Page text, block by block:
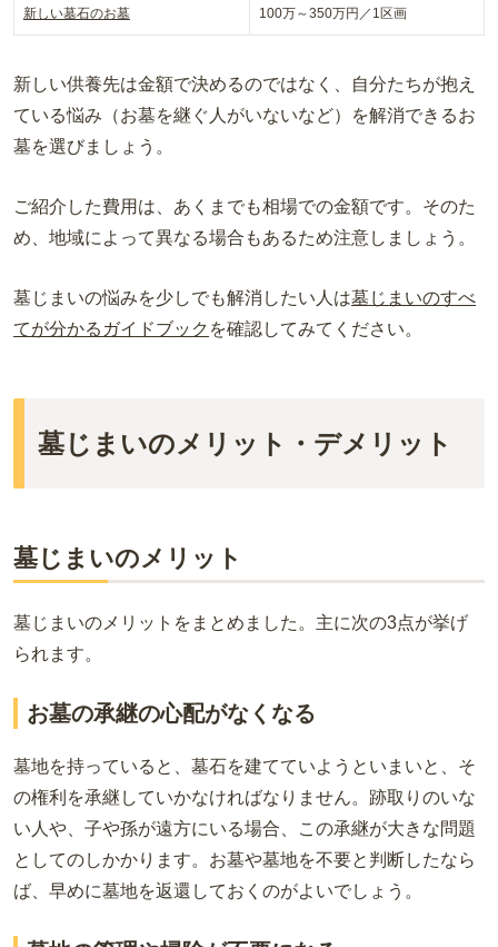
新しい墓石のお墓 100万～350万円／1区画
新しい供養先は金額で決めるのではなく、自分たちが抱え
ている悩み（お墓を継ぐ人がいないなど）を解消できるお
墓を選びましょう。
ご紹介した費用は、あくまでも相場での金額です。そのた
め、地域によって異なる場合もあるため注意しましょう。
墓じまいの悩みを少しでも解消したい人は墓じまいのすべ
てが分かるガイドブック を確認してみてください。
墓じまいのメリット・デメリット
墓じまいのメリット
墓じまいのメリットをまとめました。主に次の3点が挙げ
られます。
お墓の承継の心配がなくなる
墓地を持っていると、墓石を建てていようといまいと、そ
の権利を承継していかなければなりません。跡取りのいな
い人や、子や孫が遠方にいる場合、この承継が大きな問題
としてのしかかります。お墓や墓地を不要と判断したなら
ば、早めに墓地を返還しておくのがよいでしょう。